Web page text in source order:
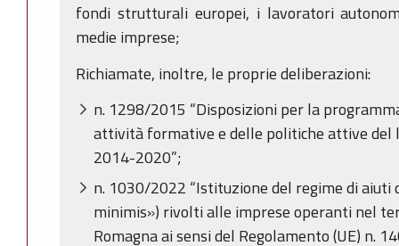
fondi strutturali europei, i lavoratori
medie imprese;
Richiamate, inoltre, le proprie deliberazioni:
n. 1298/2015 “Disposizioni per la
attività formative e delle politiche attive del
2014-2020”;
n. 1030/2022 “Istituzione del regime di aiuti
minimis») rivolti alle imprese operanti nel
Romagna ai sensi del Regolamento (UE) n.